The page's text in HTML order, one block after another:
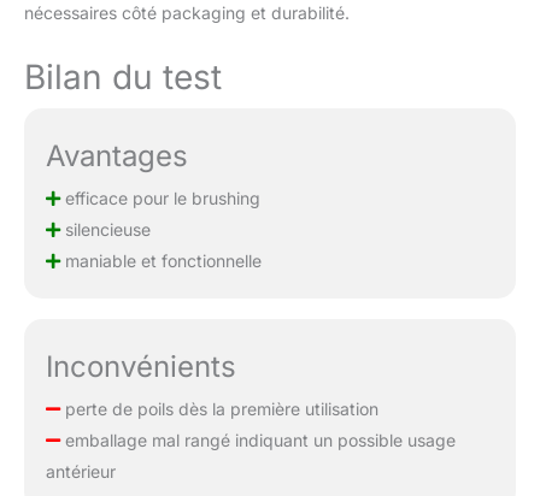
permet un résultat lisse
brosse chauffante
chauffante cheveux hair
brosse rotative brosse
chauffante cheveux
crepus
nécessaires côté packaging et durabilité.
Bilan du test
Avantages
efficace pour le brushing
silencieuse
maniable et fonctionnelle
Inconvénients
perte de poils dès la première utilisation
emballage mal rangé indiquant un possible usage
antérieur